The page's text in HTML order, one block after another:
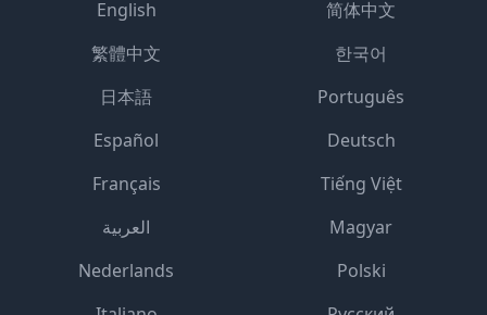
English
简体中文
繁體中文
한국어
日本語
Português
Español
Deutsch
Français
Tiếng Việt
العربية
Magyar
Nederlands
Polski